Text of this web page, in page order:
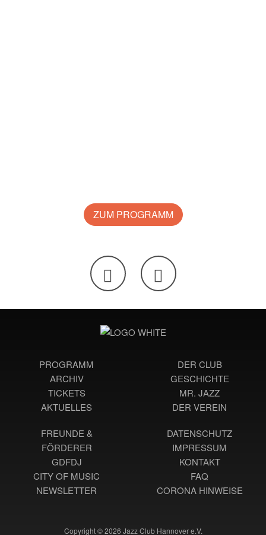
ZUM PROGRAMM
PROGRAMM
ARCHIV
TICKETS
AKTUELLES
DER CLUB
GESCHICHTE
MR. JAZZ
DER VEREIN
FREUNDE &
FÖRDERER
GDFDJ
CITY OF MUSIC
NEWSLETTER
DATENSCHUTZ
IMPRESSUM
KONTAKT
FAQ
CORONA HINWEISE
Copyright © 2026 Jazz Club Hannover e.V.